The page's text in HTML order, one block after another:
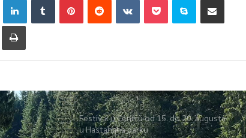
Festival u Centru od 15. do 20. augusta
u Hastahana parku